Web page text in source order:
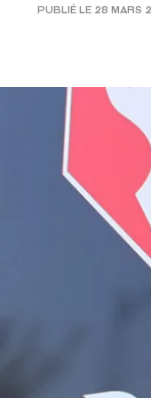
PUBLIÉ LE 28 MARS